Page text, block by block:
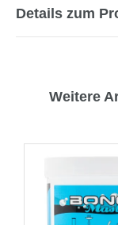
Details zum
Weitere